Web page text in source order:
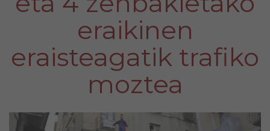
eraikinen
eraisteagatik trafiko
moztea